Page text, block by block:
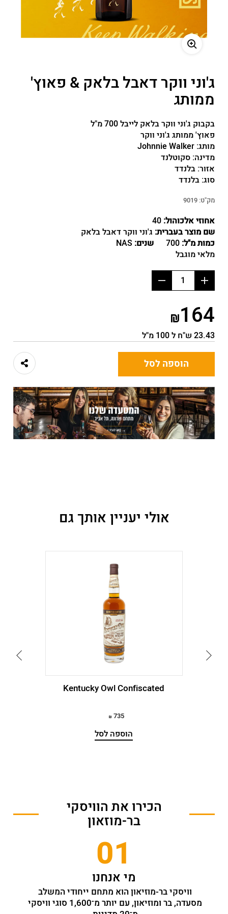
משתמש חדש/אורח
להרשמה
ג'וני ווקר דאבל בלאק & פאוץ'
ממותג
בקבוק ג'וני ווקר בלאק לייבל 700 מ"ל
פאוץ' ממותג ג'וני ווקר
מותג:Johnnie Walker
מדינה:סקוטלנד
אזור:בלנדד
סוג:בלנדד
מק"ט:9019
אחוזי אלכוהול:40
שם מוצר בעברית: ג'וני ווקר דאבל בלאק
כמות מ"ל:700 שנים: NAS
מלאי מוגבל
הוסף
החסר
164
23.43 ש"ח ל 100 מ"ל
הוספה לסל
אולי יעניין אותך גם
עבור
לתמונה
עבור
לתמונה
Kentucky Owl Confiscated
735
הוספה לסל
הכירו את הוויסקי
בר-מוזאון
01
מי אנחנו